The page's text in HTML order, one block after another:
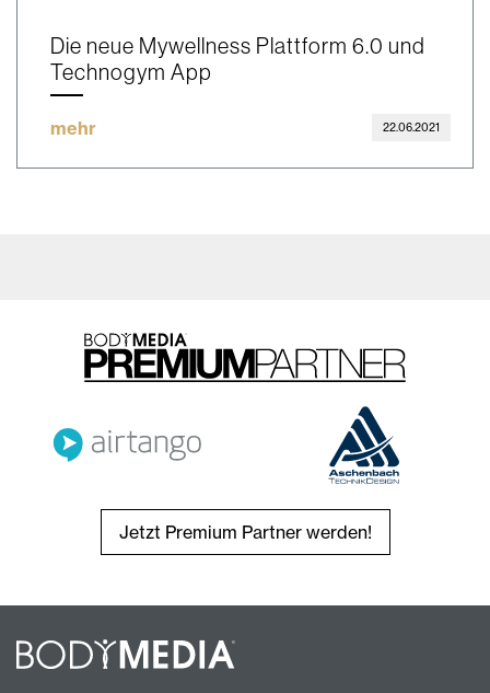
Die neue Mywellness Plattform 6.0 und
Technogym App
mehr 22.06.2021
Jetzt Premium Partner werden!